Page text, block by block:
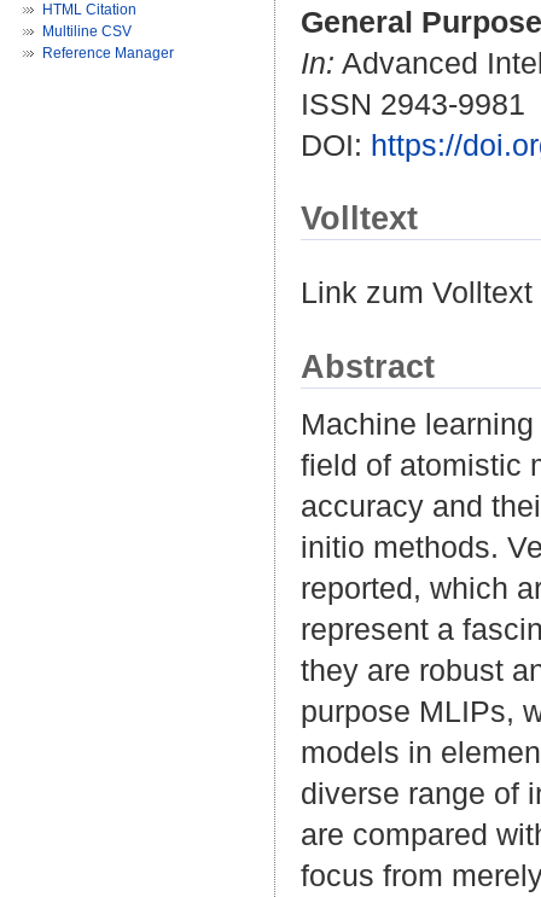
HTML Citation
Multiline CSV
Reference Manager
General
In: Advanced
ISSN 2943-9981
DOI: https://
Volltext
Link zum
Abstract
Machine
field of atomistic
accuracy and
initio methods.
reported, which
represent a
they are robust
purpose MLIPs,
models in
diverse range of
are compared
focus from